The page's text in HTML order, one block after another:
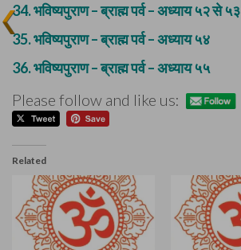
34.भविष्यपुराण – ब्राह्म पर्व – अध्याय ५२ से ५३
35.भविष्यपुराण – ब्राह्म पर्व – अध्याय ५४
36.भविष्यपुराण – ब्राह्म पर्व – अध्याय ५५
Please follow and like us:
Related